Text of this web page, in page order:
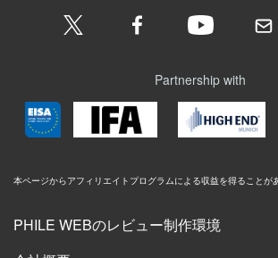
Partnership with
本ページからアフィリエイトプログラムによる収益を得ることが
PHILE WEBのレビュー制作環境